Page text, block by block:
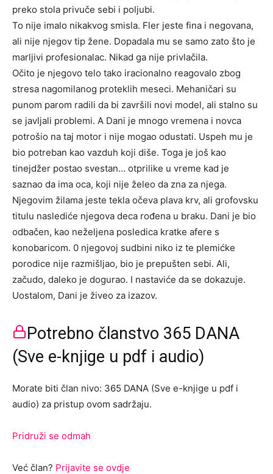
preko stola privuče sebi i poljubi.
To nije imalo nikakvog smisla. Fler jeste fina i negovana,
ali nije njegov tip žene. Dopadala mu se samo zato što je
marljivi profesionalac. Nikad ga nije privlačila.
Očito je njegovo telo tako iracionalno reagovalo zbog
stresa nagomilanog proteklih meseci. Mehaničari su
punom parom radili da bi završili novi model, ali stalno su
se javljali problemi. A Dani je mnogo vremena i novca
potrošio na taj motor i nije mogao odustati. Uspeh mu je
bio potreban kao vazduh koji diše. Toga je još kao
tinejdžer postao svestan… otprilike u vreme kad je
saznao da ima oca, koji nije želeo da zna za njega.
Njegovim žilama jeste tekla očeva plava krv, ali grofovsku
titulu naslediće njegova deca rođena u braku. Dani je bio
odbačen, kao neželjena posledica kratke afere s
konobaricom. 0 njegovoj sudbini niko iz te plemićke
porodice nije razmišljao, bio je prepušten sebi. Ali,
začudo, daleko je dogurao. I nastaviće da se dokazuje.
Uostalom, Dani je živeo za izazov.
Potrebno članstvo 365 DANA
(Sve e-knjige u pdf i audio)
Morate biti član nivo: 365 DANA (Sve e-knjige u pdf i
audio) za pristup ovom sadržaju.
Pridruži se odmah
Već član? Prijavite se ovdje